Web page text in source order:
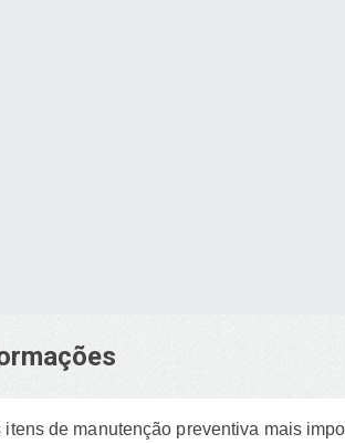
de manutenção preventiva mais